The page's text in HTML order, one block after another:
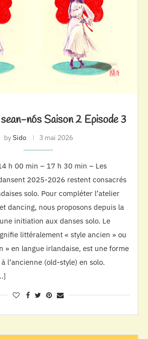
nós Saison 2 Episode 3
bySido 3 mai 2026
h 00 min – 17 h 30 min – Les
2025-2026 restent consacrés
solo. Pour compléter l’atelier
dancing, nous proposons depuis la
initiation aux danses solo. Le
littéralement « style ancien » ou
» en langue irlandaise, est une forme
l’ancienne (old-style) en solo.